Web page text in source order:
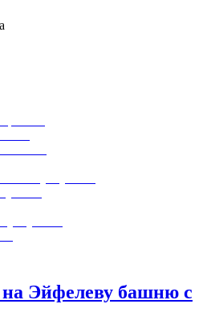
Эйфелеву башню с